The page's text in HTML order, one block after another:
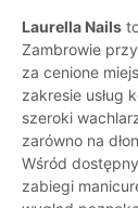
Laurella Nails
Zambrowie
za cenione
zakresie usług
szeroki
zarówno na
Wśród
zabiegi